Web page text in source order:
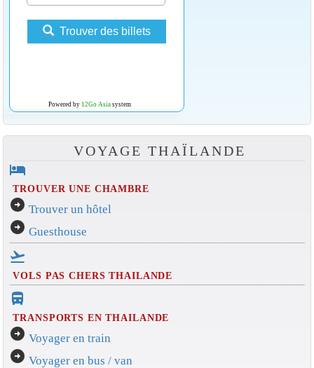
Trouver des billets
Powered by 12Go Asiasystem
VOYAGE THAÏLANDE
hotel
TROUVER UNE CHAMBRE
arrow_circle_right Trouver un hôtel
arrow_circle_right Guesthouse
flight_takeoff
VOLS PAS CHERS THAILANDE
directions_bus_filled
TRANSPORTS EN THAILANDE
arrow_circle_right Voyager en train
arrow_circle_right Voyager en bus / van